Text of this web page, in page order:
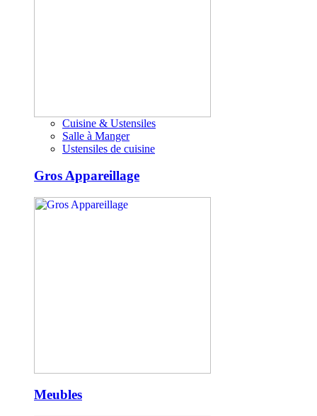
Cuisine & Ustensiles
Salle à Manger
Ustensiles de cuisine
Gros Appareillage
Meubles